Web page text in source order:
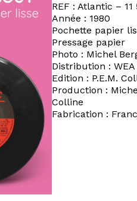
REF : Atlantic ‎– 11
Année : 1980
Pochette papier
Pressage papier
Photo : Michel
Distribution :
Edition : P.E.M.
Production :
Colline
Fabrication :